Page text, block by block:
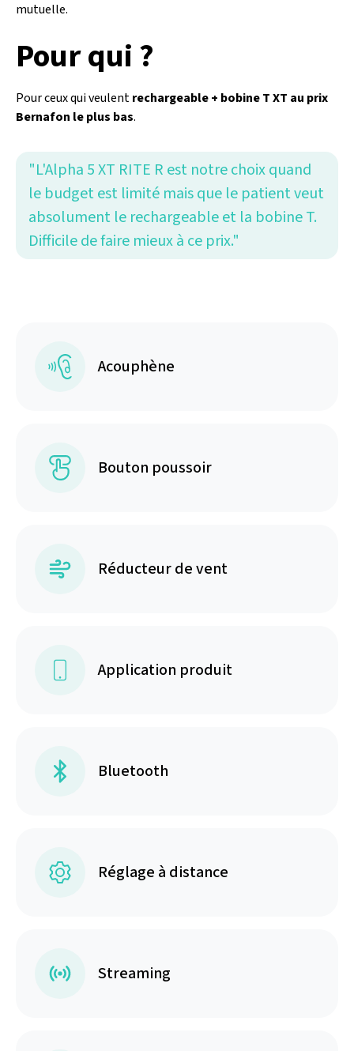
mutuelle.
Pour qui ?
Pour ceux qui veulentrechargeable + bobine T XT au prix
Bernafon le plus bas.
"L'Alpha 5 XT RITE R est notre choix quand
le budget est limité mais que le patient veut
absolument le rechargeable et la bobine T.
Difficile de faire mieux à ce prix."
Acouphène
Bouton poussoir
Réducteur de vent
Application produit
Bluetooth
Réglage à distance
Streaming